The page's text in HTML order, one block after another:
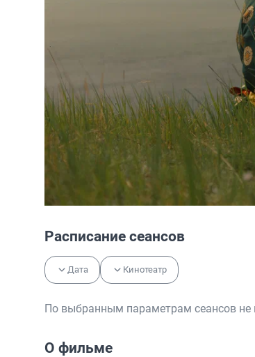
Расписание сеансов
Дата Кинотеатр
По выбранным параметрам сеансов не
О фильме